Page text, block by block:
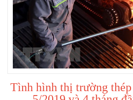
Tình hình thị trường